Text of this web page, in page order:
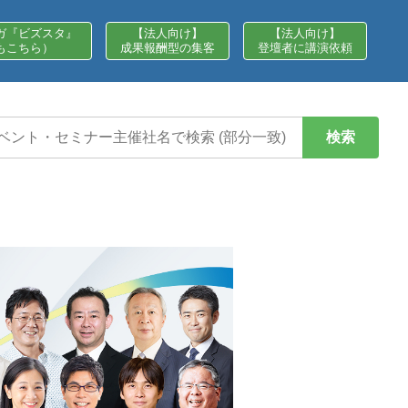
ビズスタ』
ちら）
【法人向け】
成果報酬型の集客
【法人向け】
登壇者に講演依頼
検索